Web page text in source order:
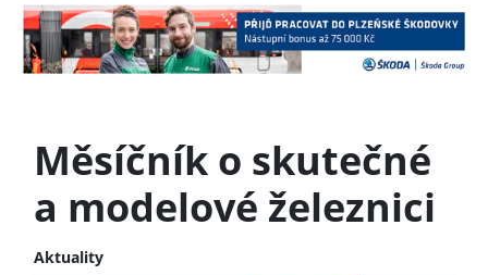
Měsíčník o skutečné
a modelové železnici
Aktuality